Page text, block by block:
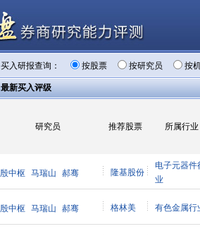
买入研报查询： 按股票 按研究员 按
最新买入评级
研究员 推荐股票 所属行业
殷中枢 马瑞山 郝骞 隆基股份
电子元器件
业
殷中枢 马瑞山 郝骞 格林美 有色金属行